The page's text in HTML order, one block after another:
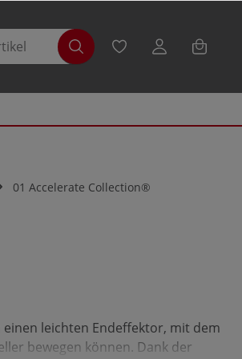
01 Accelerate Collection®
leichten Endeffektor, mit dem
bewegen können. Dank der